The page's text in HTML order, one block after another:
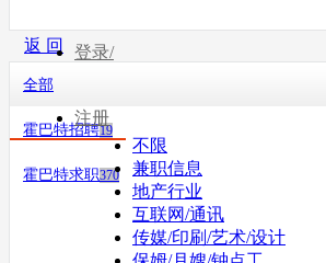
登录/
注册
返 回
全部
霍巴特招聘19
霍巴特求职370
不限
兼职信息
地产行业
互联网/通讯
传媒/印刷/艺术/设计